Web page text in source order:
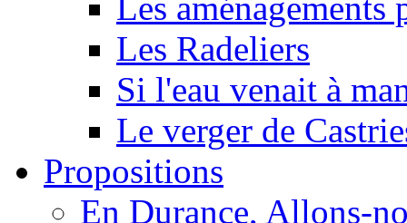
Les
Les Radeliers
Si l'eau venait à
Le verger de
Propositions
En Durance, Allons-